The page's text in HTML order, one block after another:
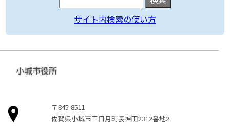
サイト内検索の使い方
小城市役所
〒845-8511
佐賀県小城市三日月町長神田2312番地2